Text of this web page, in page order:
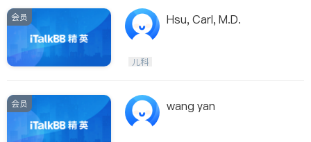
会员 Hsu, Carl, M.D.
儿科
会员 wang yan